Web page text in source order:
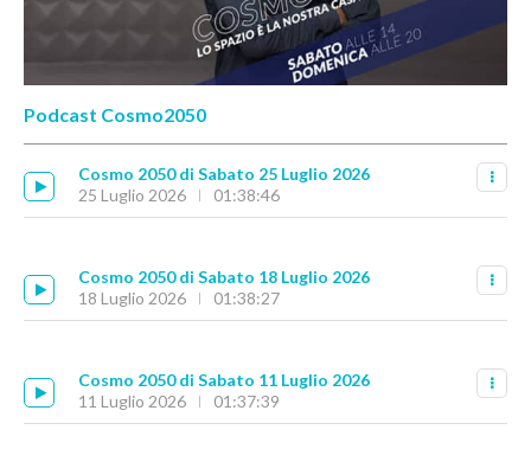
Podcast Cosmo2050
Cosmo 2050 di Sabato 25 Luglio 2026
25 Luglio 2026
01:38:46
Cosmo 2050 di Sabato 18 Luglio 2026
18 Luglio 2026
01:38:27
Cosmo 2050 di Sabato 11 Luglio 2026
11 Luglio 2026
01:37:39